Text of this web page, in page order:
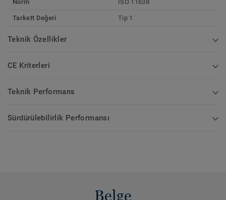
Norm
ISO 11638
Tarkett Değeri Tip 1
Teknik Özellikler
CE Kriterleri
Teknik Performans
Sürdürülebilirlik Performansı
Belge